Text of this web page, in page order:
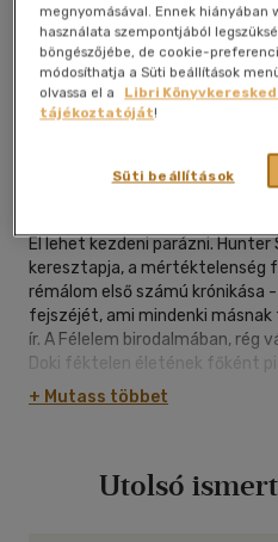
Kívánságlistához adom
Konkrét Könyvek Kft|2006
El lehet kezdeni parázni. Hunter
keresztapja, a mértéktelenség
rémálom első számú
fejszéjét, ami mindenki másnak
ír. A Félelem birodalmában, rég
Doki féktelen életének főként
évtizedeire tekint vissza.
őrült utazások, egy gigantikus
pornóiparban tett kalandjáról,
+ Mutass többet
Utolsó
megnyomásával. Ennek hiányában
használata szempontjából
böngészőjébe, de cookie-
módosíthatja a Süti beállítások
olvassa el a
Libri
tájékoztatóját!
Süti beállítások